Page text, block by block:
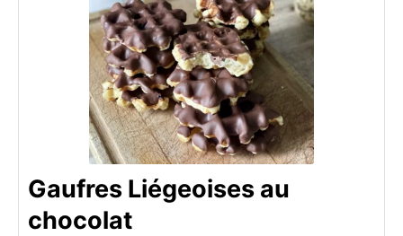
Gaufres Liégeoises au
chocolat